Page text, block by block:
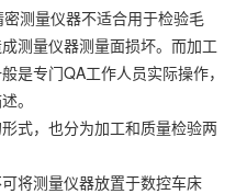
测量仪器不适合用于检验毛
测量仪器测量面损坏。而加工
是专门QA工作人员实际操作，
。
式，也分为加工和质量检验两
将测量仪器放置于数控车床